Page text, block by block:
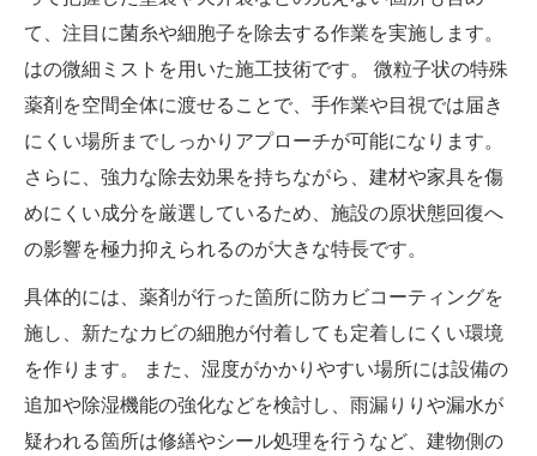
て、注目に菌糸や細胞子を除去する作業を実施します。
はの微細ミストを用いた施工技術です。 微粒子状の特殊
薬剤を空間全体に渡せることで、手作業や目視では届き
にくい場所までしっかりアプローチが可能になります。
さらに、強力な除去効果を持ちながら、建材や家具を傷
めにくい成分を厳選しているため、施設の原状態回復へ
の影響を極力抑えられるのが大きな特長です。
具体的には、薬剤が行った箇所に防カビコーティングを
施し、新たなカビの細胞が付着しても定着しにくい環境
を作ります。 また、湿度がかかりやすい場所には設備の
追加や除湿機能の強化などを検討し、雨漏りりや漏水が
疑われる箇所は修繕やシール処理を行うなど、建物側の